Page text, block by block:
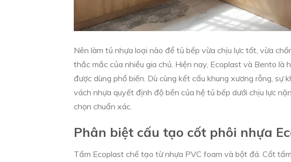
Nên làm tủ nhựa loại nào để tủ bếp vừa chịu lực tốt, vừa
thắc mắc của nhiều gia chủ. Hiện nay, Ecoplast và Bento là
được dùng phổ biến. Dù cùng kết cấu khung xương rỗng,
vách nhựa quyết định độ bền của hệ tủ bếp dưới chịu lực
chọn chuẩn xác.
Phân biệt cấu tạo cốt phôi nhựa
Tấm Ecoplast chế tạo từ nhựa PVC foam và bột đá. Cốt